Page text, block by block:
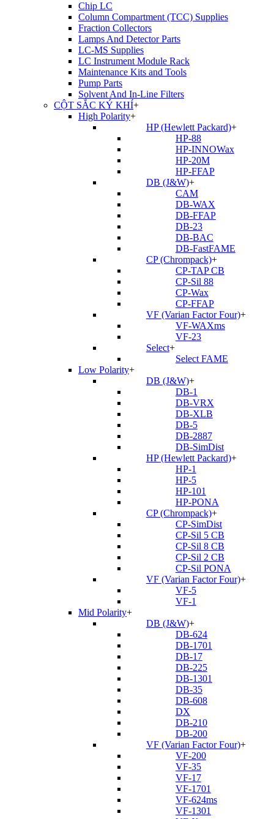
Chip LC
Column Compartment (TCC) Supplies
Fraction Collectors
Lamps And Detector Parts
LC-MS Supplies
LC Instrument Module Rack
Maintenance Kits and Tools
Pump Parts
Solvent And In-Line Filters
CỘT SẮC KÝ KHÍ+
High Polarity+
HP (Hewlett Packard)+
HP-88
HP-INNOWax
HP-20M
HP-FFAP
DB (J&W)+
CAM
DB-WAX
DB-FFAP
DB-23
DB-BAC
DB-FastFAME
CP (Chrompack)+
CP-TAP CB
CP-Sil 88
CP-Wax
CP-FFAP
VF (Varian Factor Four)+
VF-WAXms
VF-23
Select+
Select FAME
Low Polarity+
DB (J&W)+
DB-1
DB-VRX
DB-XLB
DB-5
DB-2887
DB-SimDist
HP (Hewlett Packard)+
HP-1
HP-5
HP-101
HP-PONA
CP (Chrompack)+
CP-SimDist
CP-Sil 5 CB
CP-Sil 8 CB
CP-Sil 2 CB
CP-Sil PONA
VF (Varian Factor Four)+
VF-5
VF-1
Mid Polarity+
DB (J&W)+
DB-624
DB-1701
DB-17
DB-225
DB-1301
DB-35
DB-608
DX
DB-210
DB-200
VF (Varian Factor Four)+
VF-200
VF-35
VF-17
VF-1701
VF-624ms
VF-1301